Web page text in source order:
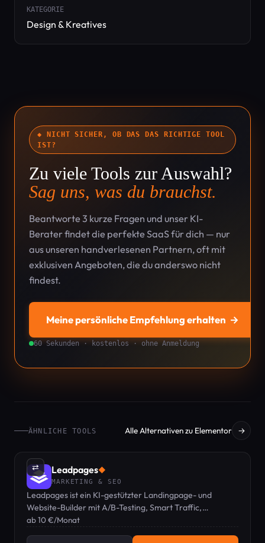
KATEGORIE
Design & Kreatives
◆ NICHT SICHER, OB DAS DAS RICHTIGE TOOL
IST?
Zu viele Tools zur Auswahl?
Sag uns, was du brauchst.
Beantworte 3 kurze Fragen und unser KI-
Berater findet die perfekte SaaS für dich — nur
aus unseren handverlesenen Partnern, oft mit
exklusiven Angeboten, die du anderswo nicht
findest.
Meine persönliche Empfehlung erhalten →
60 Sekunden · kostenlos · ohne Anmeldung
ÄHNLICHE TOOLS Alle Alternativen zu Elementor →
⇄ Leadpages◆
MARKETING & SEO
Leadpages ist ein KI-gestützter Landingpage- und
Website-Builder mit A/B-Testing, Smart Traffic,
Heatmaps und ohne Traffic-Begrenzung in jedem Tarif.
ab 10 €/Monat